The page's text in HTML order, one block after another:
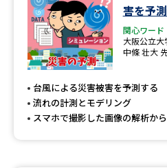
害を予
関心ワード
大阪公立大
中條 壮大
台風による災害被害を予測する
流れの計測とモデリング
スマホで撮影した画像の解析か